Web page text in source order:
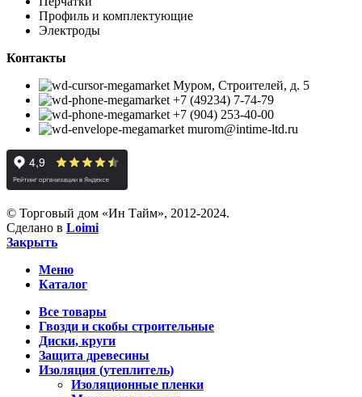
Профиль и комплектующие
Электроды
Контакты
Муром, Строителей, д. 5
+7 (49234) 7-74-79
+7 (904) 253-40-00
murom@intime-ltd.ru
© Торговый дом «Ин Тайм», 2012-2024.
Сделано в Loimi
Закрыть
Меню
Каталог
Все товары
Гвозди и скобы строительные
Диски, круги
Защита древесины
Изоляция (утеплитель)
Изоляционные пленки